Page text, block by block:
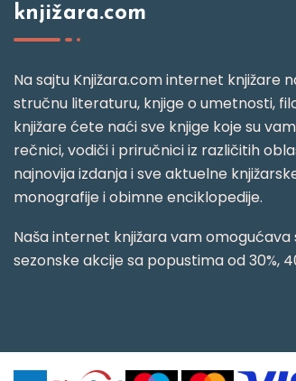
knjižara.com
Na sajtu Knjižara.com internet knjižare
stručnu literaturu, knjige o umetnosti,
knjižare ćete naći sve knjige koje su
rečnici, vodiči i priručnici iz različitih
najnovija izdanja i sve aktuelne
monografije i obimne enciklopedije.
Naša internet knjižara vam omogućava
sezonske akcije sa popustima od 30%,